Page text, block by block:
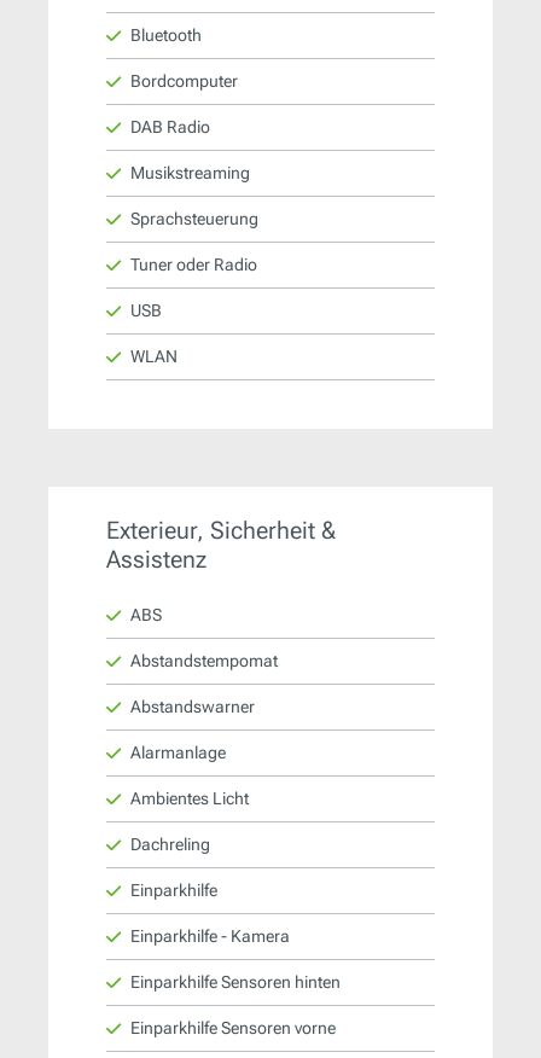
Bluetooth
Bordcomputer
DAB Radio
Musikstreaming
Sprachsteuerung
Tuner oder Radio
USB
WLAN
Exterieur, Sicherheit &
Assistenz
ABS
Abstandstempomat
Abstandswarner
Alarmanlage
Ambientes Licht
Dachreling
Einparkhilfe
Einparkhilfe - Kamera
Einparkhilfe Sensoren hinten
Einparkhilfe Sensoren vorne